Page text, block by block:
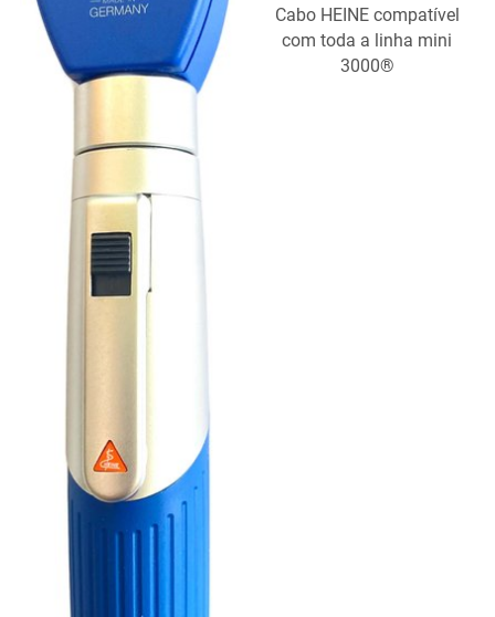
Cabo HEINE compatível
com toda a linha mini
3000®